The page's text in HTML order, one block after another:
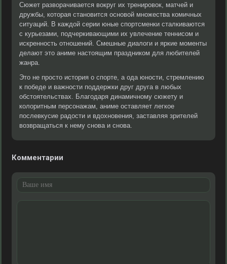
Сюжет разворачивается вокруг их тренировок, матчей и
дружбы, которая становится основой множества комичных
ситуаций. В каждой серии юные спортсменки сталкиваются
с курьезами, подчеркивающими их увлечение теннисом и
искренность отношений. Смешные диалоги и яркие моменты
делают это аниме настоящим праздником для любителей
жанра.
Это не просто история о спорте, а ода юности, стремлению
к победе и важности поддержки друг друга в любых
обстоятельствах. Благодаря динамичному сюжету и
колоритным персонажам, аниме оставляет легкое
послевкусие радости и вдохновения, заставляя зрителей
возвращаться к нему снова и снова.
Комментарии